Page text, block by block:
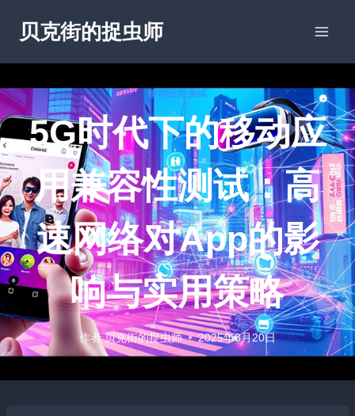
贝克街的捉虫师
移动应用测试
5G时代下的移动应
用兼容性测试：高
速网络对App的影
响与实用策略
作者 贝克街的捉虫师 2025年8月20日